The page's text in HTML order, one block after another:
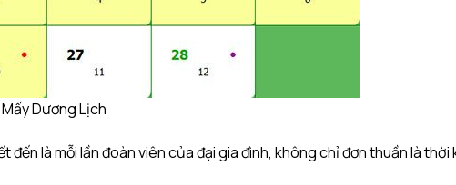
Dương Lịch
là mỗi lần đoàn viên của đại gia đình, không chỉ đơn thuần là thời